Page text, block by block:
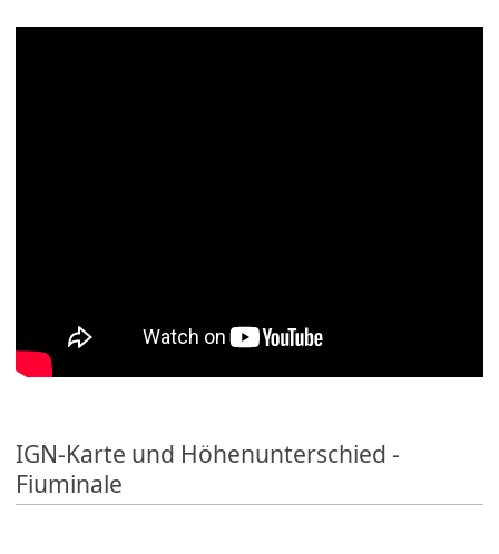
IGN-Karte und Höhenunterschied -
Fiuminale